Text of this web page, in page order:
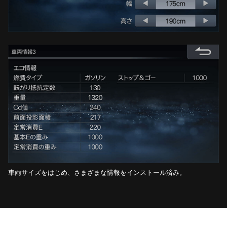
車両サイズをはじめ、さまざまな情報をインストール済み。